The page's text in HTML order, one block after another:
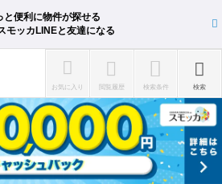
と便利に物件が探せる
モッカLINEと友達になる
お気に入り 閲覧履歴 検索条件 検索